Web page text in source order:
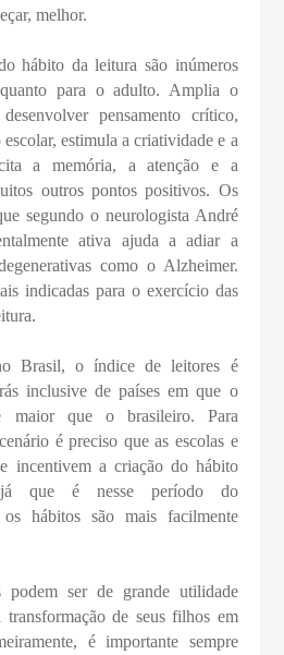
melhor.
hábito da leitura são inúmeros
para o adulto. Amplia o
pensamento crítico,
estimula a criatividade e a
a memória, a atenção e a
outros pontos positivos. Os
segundo o neurologista André
ativa ajuda a adiar a
como o Alzheimer.
indicadas para o exercício das
Brasil, o índice de leitores é
inclusive de países em que o
maior que o brasileiro. Para
é preciso que as escolas e
incentivem a criação do hábito
que é nesse período do
os hábitos são mais facilmente
podem ser de grande utilidade
de seus filhos em
é importante sempre